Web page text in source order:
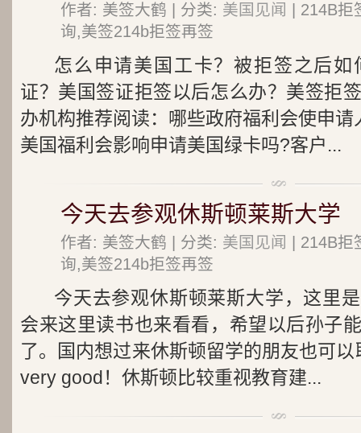
作者: 美签大鹤 | 分类: 美国见闻
| 214B
询,美签214b拒签再签
怎么申请美国工卡？被拒签之后
证？美国签证拒签以后怎么办？美签拒
办机构推荐阅读：哪些政府福利会使申请
美国福利会影响申请美国绿卡吗?客户...
今天去参观休斯顿莱斯大学
作者: 美签大鹤 | 分类: 美国见闻
| 214B
询,美签214b拒签再签
今天去参观休斯顿莱斯大学，这里
会来这里读书也来看看，希望以后孙子
了。国内想过来休斯顿留学的朋友也可
very good！休斯顿比较重视教育建...